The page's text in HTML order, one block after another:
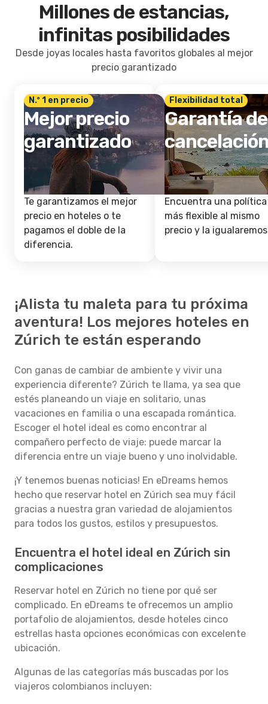
Millones de estancias,
infinitas posibilidades
Desde joyas locales hasta favoritos globales al mejor
precio garantizado
N.º 1 en precio
Mejor precio
garantizado
Te garantizamos el mejor
precio en hoteles o te
pagamos el doble de la
diferencia.
Flexibilidad total
Garantía de
Encuentra una política
más flexible al mismo
precio y la
¡Alista tu maleta para tu próxima
aventura! Los mejores hoteles en
Zúrich te están esperando
Con ganas de cambiar de ambiente y vivir una
experiencia diferente? Zúrich te llama, ya sea que
estés planeando un viaje en solitario, unas
vacaciones en familia o una escapada romántica.
Escoger el hotel ideal es como encontrar al
compañero perfecto de viaje: puede marcar la
diferencia entre un viaje bueno y uno inolvidable.
¡Y tenemos buenas noticias! En eDreams hemos
hecho que reservar hotel en Zúrich sea muy fácil
gracias a nuestra gran variedad de alojamientos
para todos los gustos, estilos y presupuestos.
Encuentra el hotel ideal en Zúrich sin
complicaciones
Reservar hotel en Zúrich no tiene por qué ser
complicado. En eDreams te ofrecemos un amplio
portafolio de alojamientos, desde hoteles cinco
estrellas hasta opciones económicas con excelente
ubicación.
Algunas de las categorías más buscadas por los
viajeros colombianos incluyen: